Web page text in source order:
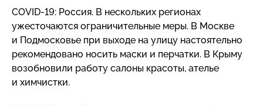
COVID-19: Россия. В нескольких регионах
ужесточаются ограничительные меры. В Москве
и Подмосковье при выходе на улицу настоятельно
рекомендовано носить маски и перчатки. В Крыму
возобновили работу салоны красоты, ателье
и химчистки.